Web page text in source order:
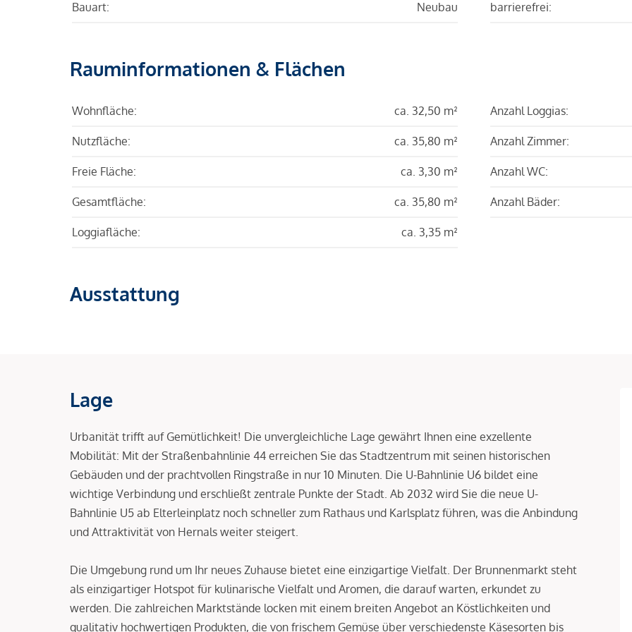
Bauart: Neubau barrierefrei:
Rauminformationen & Flächen
Wohnfläche: ca. 32,50 m²
Nutzfläche: ca. 35,80 m²
Freie Fläche: ca. 3,30 m²
Gesamtfläche: ca. 35,80 m²
Loggiafläche: ca. 3,35 m²
Anzahl Loggias:
Anzahl Zimmer:
Anzahl WC:
Anzahl Bäder:
Ausstattung
Lage
Urbanität trifft auf Gemütlichkeit! Die unvergleichliche Lage gewährt Ihnen eine exzellente
Mobilität: Mit der Straßenbahnlinie 44 erreichen Sie das Stadtzentrum mit seinen historischen
Gebäuden und der prachtvollen Ringstraße in nur 10 Minuten. Die U-Bahnlinie U6 bildet eine
wichtige Verbindung und erschließt zentrale Punkte der Stadt. Ab 2032 wird Sie die neue U-
Bahnlinie U5 ab Elterleinplatz noch schneller zum Rathaus und Karlsplatz führen, was die Anbindung
und Attraktivität von Hernals weiter steigert.
Die Umgebung rund um Ihr neues Zuhause bietet eine einzigartige Vielfalt. Der Brunnenmarkt steht
als einzigartiger Hotspot für kulinarische Vielfalt und Aromen, die darauf warten, erkundet zu
werden. Die zahlreichen Marktstände locken mit einem breiten Angebot an Köstlichkeiten und
qualitativ hochwertigen Produkten, die von frischem Gemüse über verschiedenste Käsesorten bis